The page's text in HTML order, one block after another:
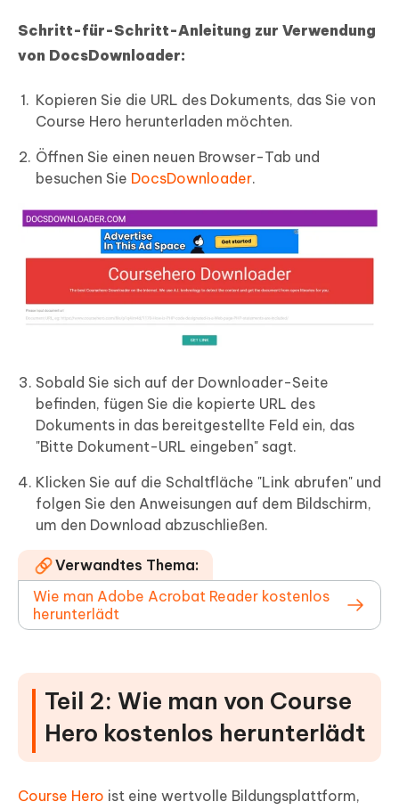
Schritt-für-Schritt-Anleitung zur Verwendung
von DocsDownloader:
Kopieren Sie die URL des Dokuments, das Sie von
Course Hero herunterladen möchten.
Öffnen Sie einen neuen Browser-Tab und
besuchen Sie DocsDownloader.
Sobald Sie sich auf der Downloader-Seite
befinden, fügen Sie die kopierte URL des
Dokuments in das bereitgestellte Feld ein, das
"Bitte Dokument-URL eingeben" sagt.
Klicken Sie auf die Schaltfläche "Link abrufen" und
folgen Sie den Anweisungen auf dem Bildschirm,
um den Download abzuschließen.
Verwandtes Thema:
Wie man Adobe Acrobat Reader kostenlos
herunterlädt
Teil 2: Wie man von Course
Hero kostenlos herunterlädt
Course Hero ist eine wertvolle Bildungsplattform,